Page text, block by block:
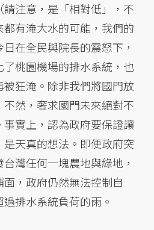
注意，是「相對低」，不
有淹大水的可能，我們的
在全民與院長的震怒下，
桃園機場的排水系統，也
狂淹。除非我們將國門放
然，奢求國門未來絕對不
實上，認為政府要保證讓
天真的想法。即便政府突
灣任何一塊農地與綠地，
，政府仍然無法控制自
排水系統負荷的雨。